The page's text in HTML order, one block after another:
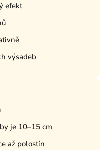
efekt
výsadeb
je 10–15 cm
až polostín